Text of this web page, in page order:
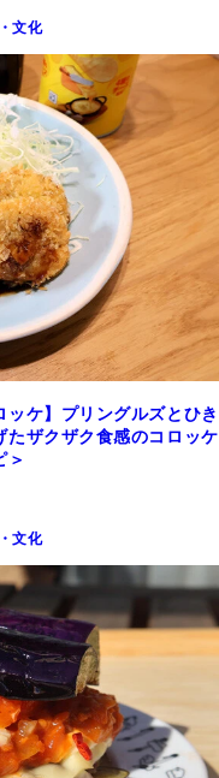
文化
ッケ】プリングルズとひき
たザクザク食感のコロッケ
＞
文化